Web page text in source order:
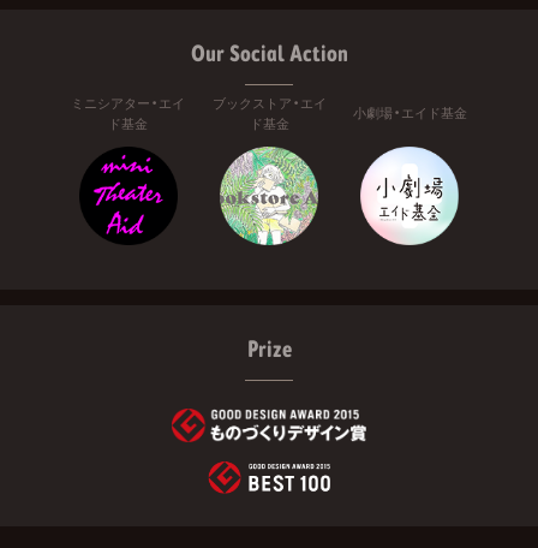
Our Social Action
ミニシアター・エイ
ド基金
ブックストア・エイ
ド基金
小劇場・エイド基金
Prize